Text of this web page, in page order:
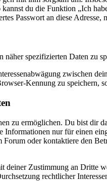
du die Funktion „Ich
Passwort an diese
spezifizierten Daten zu
zwischen
Kennung zu
zu ermöglichen. Du bist
Informationen nur für einen
Forum oder kontaktiere den
deiner Zustimmung an Dritte
rechtlicher